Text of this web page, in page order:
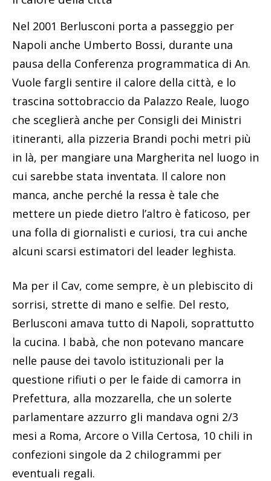
Nel 2001 Berlusconi porta a passeggio per
Napoli anche Umberto Bossi, durante una
pausa della Conferenza programmatica di An.
Vuole fargli sentire il calore della città, e lo
trascina sottobraccio da Palazzo Reale, luogo
che sceglierà anche per Consigli dei Ministri
itineranti, alla pizzeria Brandi pochi metri più
in là, per mangiare una Margherita nel luogo in
cui sarebbe stata inventata. Il calore non
manca, anche perché la ressa è tale che
mettere un piede dietro l’altro è faticoso, per
una folla di giornalisti e curiosi, tra cui anche
alcuni scarsi estimatori del leader leghista.
Ma per il Cav, come sempre, è un plebiscito di
sorrisi, strette di mano e selfie. Del resto,
Berlusconi amava tutto di Napoli, soprattutto
la cucina. I babà, che non potevano mancare
nelle pause dei tavolo istituzionali per la
questione rifiuti o per le faide di camorra in
Prefettura, alla mozzarella, che un solerte
parlamentare azzurro gli mandava ogni 2/3
mesi a Roma, Arcore o Villa Certosa, 10 chili in
confezioni singole da 2 chilogrammi per
eventuali regali.